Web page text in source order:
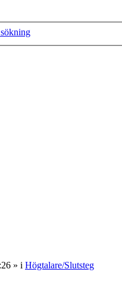
» i Högtalare/Slutsteg